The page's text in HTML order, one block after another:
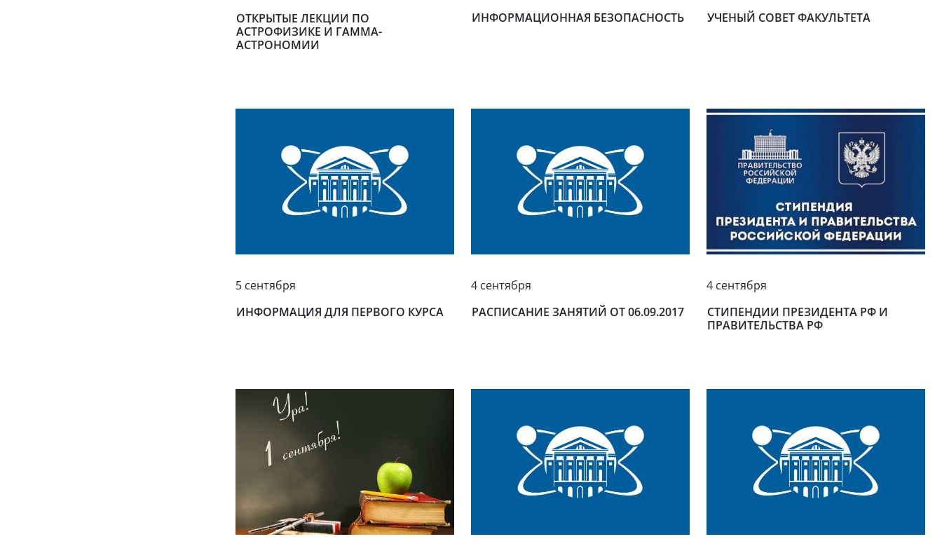
ОТКРЫТЫЕ ЛЕКЦИИ ПО
АСТРОФИЗИКЕ И ГАММА-
АСТРОНОМИИ
ИНФОРМАЦИОННАЯ БЕЗОПАСНОСТЬ
УЧЕНЫЙ СОВЕТ ФАКУЛЬТЕТА
5 сентября
ИНФОРМАЦИЯ ДЛЯ ПЕРВОГО КУРСА
4 сентября
РАСПИСАНИЕ ЗАНЯТИЙ ОТ 06.09.2017
4 сентября
СТИПЕНДИИ ПРЕЗИДЕНТА РФ И
ПРАВИТЕЛЬСТВА РФ